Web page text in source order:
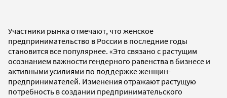
Участники рынка отмечают, что женское
предпринимательство в России в последние годы
становится все популярнее. «Это связано с растущим
осознанием важности гендерного равенства в бизнесе и
активными усилиями по поддержке женщин-
предпринимателей. Изменения отражают растущую
потребность в создании предпринимательского